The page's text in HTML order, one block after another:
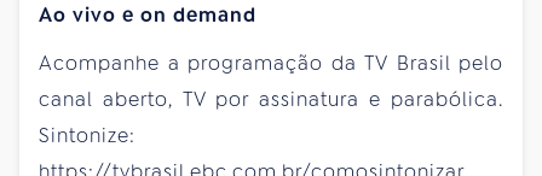
Ao vivo e on demand
Acompanhe a programação da TV Brasil pelo
canal aberto, TV por assinatura e parabólica.
Sintonize: